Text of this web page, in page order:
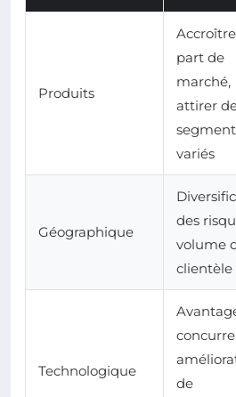
Produits
part de
marché,
attirer
variés
Géographique
des
volume
clientèle
Technologique
de